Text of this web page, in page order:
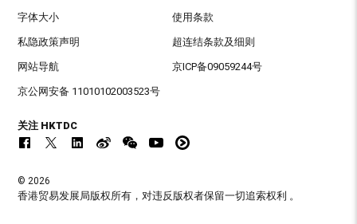
字体大小 使用条款
私隐政策声明 超连结条款及细则
网站导航 京ICP备09059244号
京公网安备 11010102003523号
关注 HKTDC
© 2026
香港贸易发展局版权所有，对违反版权者保留一切追索权利 。